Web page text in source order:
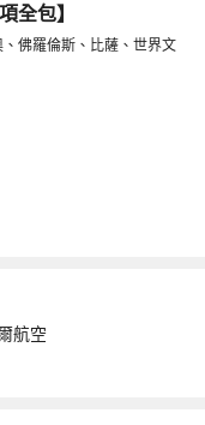
全包】
佛羅倫斯、比薩、世界文
航空